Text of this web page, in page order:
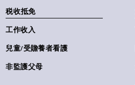
税收抵免
工作收入
兒童/受贍養者看護
非監護父母